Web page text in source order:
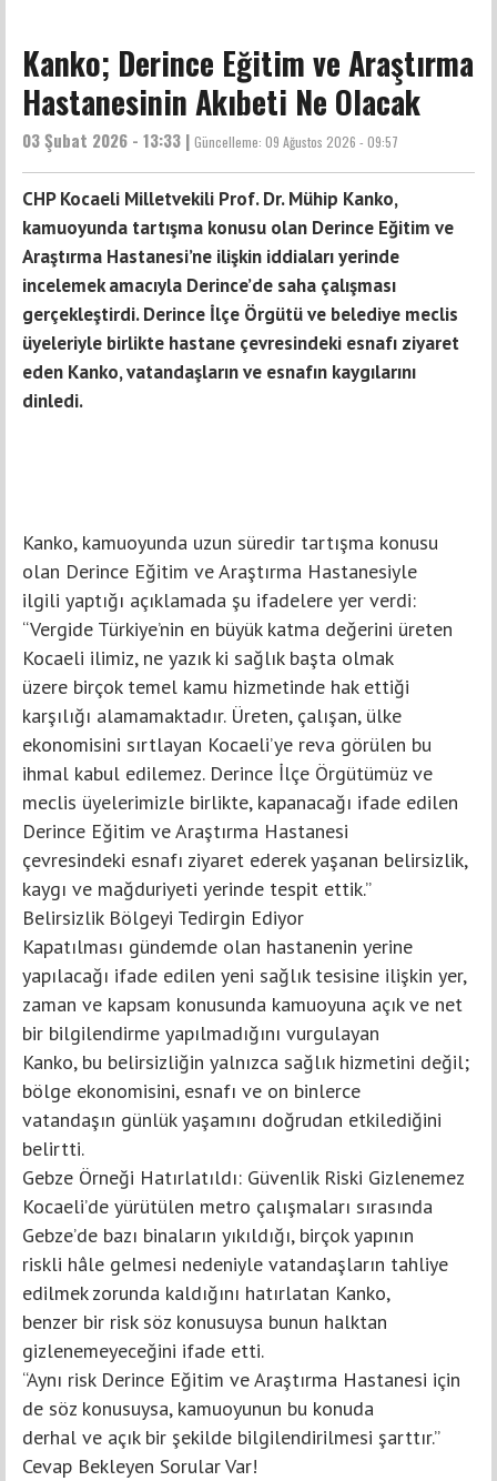
Kanko; Derince Eğitim ve Araştırma
Hastanesinin Akıbeti Ne Olacak
03 Şubat 2026 - 13:33 | Güncelleme: 09 Ağustos 2026 - 09:57
CHP Kocaeli Milletvekili Prof. Dr. Mühip Kanko,
kamuoyunda tartışma konusu olan Derince Eğitim ve
Araştırma Hastanesi’ne ilişkin iddiaları yerinde
incelemek amacıyla Derince’de saha çalışması
gerçekleştirdi. Derince İlçe Örgütü ve belediye meclis
üyeleriyle birlikte hastane çevresindeki esnafı ziyaret
eden Kanko, vatandaşların ve esnafın kaygılarını
dinledi.
Kanko, kamuoyunda uzun süredir tartışma konusu
olan Derince Eğitim ve Araştırma Hastanesiyle
ilgili yaptığı açıklamada şu ifadelere yer verdi:
“Vergide Türkiye’nin en büyük katma değerini üreten
Kocaeli ilimiz, ne yazık ki sağlık başta olmak
üzere birçok temel kamu hizmetinde hak ettiği
karşılığı alamamaktadır. Üreten, çalışan, ülke
ekonomisini sırtlayan Kocaeli’ye reva görülen bu
ihmal kabul edilemez. Derince İlçe Örgütümüz ve
meclis üyelerimizle birlikte, kapanacağı ifade edilen
Derince Eğitim ve Araştırma Hastanesi
çevresindeki esnafı ziyaret ederek yaşanan belirsizlik,
kaygı ve mağduriyeti yerinde tespit ettik.”
Belirsizlik Bölgeyi Tedirgin Ediyor
Kapatılması gündemde olan hastanenin yerine
yapılacağı ifade edilen yeni sağlık tesisine ilişkin yer,
zaman ve kapsam konusunda kamuoyuna açık ve net
bir bilgilendirme yapılmadığını vurgulayan
Kanko, bu belirsizliğin yalnızca sağlık hizmetini değil;
bölge ekonomisini, esnafı ve on binlerce
vatandaşın günlük yaşamını doğrudan etkilediğini
belirtti.
Gebze Örneği Hatırlatıldı: Güvenlik Riski Gizlenemez
Kocaeli’de yürütülen metro çalışmaları sırasında
Gebze’de bazı binaların yıkıldığı, birçok yapının
riskli hâle gelmesi nedeniyle vatandaşların tahliye
edilmek zorunda kaldığını hatırlatan Kanko,
benzer bir risk söz konusuysa bunun halktan
gizlenemeyeceğini ifade etti.
“Aynı risk Derince Eğitim ve Araştırma Hastanesi için
de söz konusuysa, kamuoyunun bu konuda
derhal ve açık bir şekilde bilgilendirilmesi şarttır.”
Cevap Bekleyen Sorular Var!